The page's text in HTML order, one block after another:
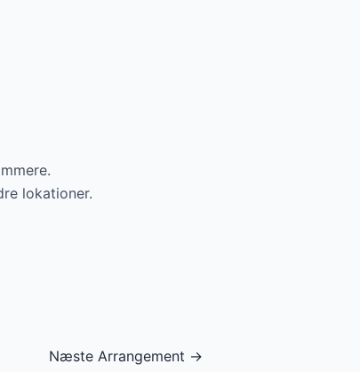
lokationer.
Næste Arrangement →